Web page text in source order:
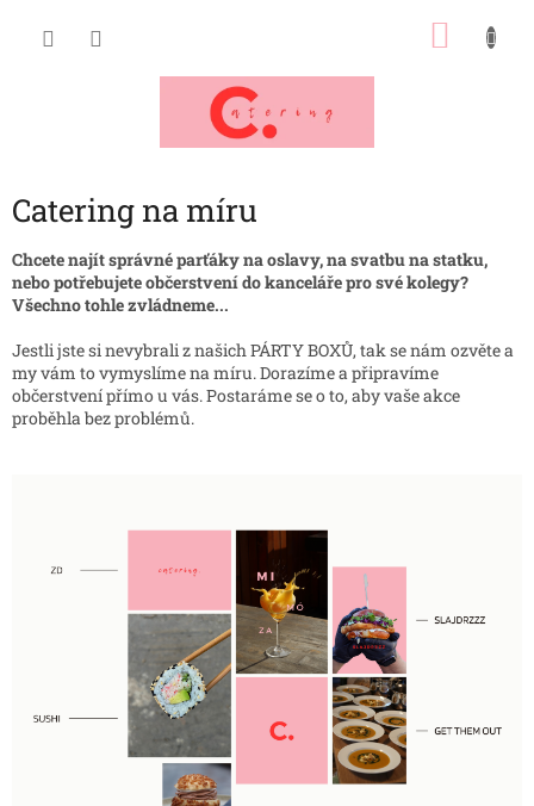
Catering na míru
Chcete najít správné parťáky na oslavy, na svatbu na statku,
nebo potřebujete občerstvení do kanceláře pro své kolegy?
Všechno tohle zvládneme...
Jestli jste si nevybrali z našich PÁRTY BOXŮ, tak se nám ozvěte a
my vám to vymyslíme na míru. Dorazíme a připravíme
občerstvení přímo u vás. Postaráme se o to, aby vaše akce
proběhla bez problémů.